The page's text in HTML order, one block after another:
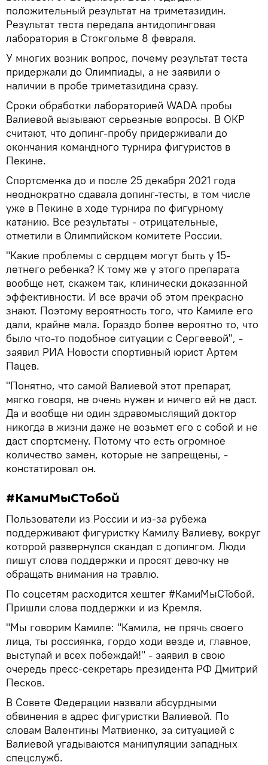
положительный результат на триметазидин.
Результат теста передала антидопинговая
лаборатория в Стокгольме 8 февраля.
У многих возник вопрос, почему результат теста
придержали до Олимпиады, а не заявили о
наличии в пробе триметазидина сразу.
Сроки обработки лабораторией WADA пробы
Валиевой вызывают серьезные вопросы. В ОКР
считают, что допинг-пробу придерживали до
окончания командного турнира фигуристов в
Пекине.
Спортсменка до и после 25 декабря 2021 года
неоднократно сдавала допинг-тесты, в том числе
уже в Пекине в ходе турнира по фигурному
катанию. Все результаты - отрицательные,
отметили в Олимпийском комитете России.
"Какие проблемы с сердцем могут быть у 15-
летнего ребенка? К тому же у этого препарата
вообще нет, скажем так, клинически доказанной
эффективности. И все врачи об этом прекрасно
знают. Поэтому вероятность того, что Камиле его
дали, крайне мала. Гораздо более вероятно то, что
было что-то подобное ситуации с Сергеевой", -
заявил РИА Новости спортивный юрист Артем
Пацев.
"Понятно, что самой Валиевой этот препарат,
мягко говоря, не очень нужен и ничего ей не даст.
Да и вообще ни один здравомыслящий доктор
никогда в жизни даже не возьмет его с собой и не
даст спортсмену. Потому что есть огромное
количество замен, которые не запрещены, -
констатировал он.
#КамиМыСТобой
Пользователи из России и из-за рубежа
поддерживают фигуристку Камилу Валиеву, вокруг
которой развернулся скандал с допингом. Люди
пишут слова поддержки и просят девочку не
обращать внимания на травлю.
По соцсетям расходится хештег #КамиМыСТобой.
Пришли слова поддержки и из Кремля.
"Мы говорим Камиле: "Камила, не прячь своего
лица, ты россиянка, гордо ходи везде и, главное,
выступай и всех побеждай!" - заявил в свою
очередь пресс-секретарь президента РФ Дмитрий
Песков.
В Совете Федерации назвали абсурдными
обвинения в адрес фигуристки Валиевой. По
словам Валентины Матвиенко, за ситуацией с
Валиевой угадываются манипуляции западных
спецслужб.